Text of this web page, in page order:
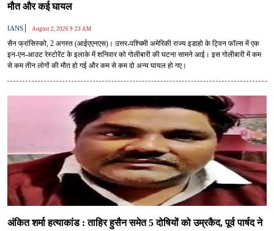
मौत और कई घायल
IANS | August 2, 2026 9:23 AM
सैन फ्रांसिस्को, 2 अगस्त (आईएएनएस)। उत्तर-पश्चिमी अमेरिकी राज्य इडाहो के ट्विन फॉल्स में एक
इन-एन-आउट रेस्टोरेंट के इलाके में शनिवार को गोलीबारी की घटना सामने आई। इस गोलीबारी में कम
से कम तीन लोगों की मौत हो गई और कम से कम दो अन्य घायल हो गए।
अंकित शर्मा हत्याकांड : ताहिर हुसैन समेत 5 दोषियों को उम्रकैद, पूर्व पार्षद ने